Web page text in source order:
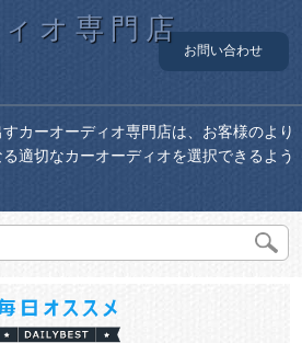
オ専門店
お問い合わせ
カーオーディオ専門店は、お客様のより
適切なカーオーディオを選択できるよう